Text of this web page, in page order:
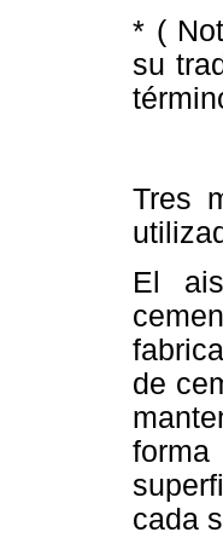
* (
su
Tres
El
de
cada